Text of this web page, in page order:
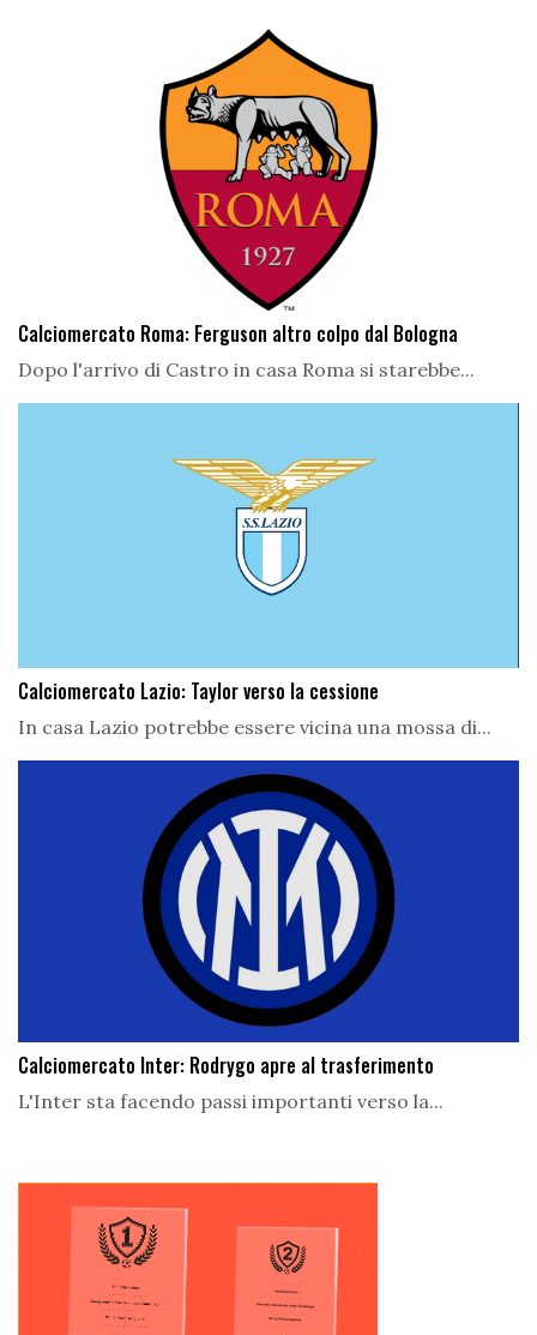
Calciomercato Roma: Ferguson altro colpo dal Bologna
Dopo l'arrivo di Castro in casa Roma si starebbe...
Calciomercato Lazio: Taylor verso la cessione
In casa Lazio potrebbe essere vicina una mossa di...
Calciomercato Inter: Rodrygo apre al trasferimento
L'Inter sta facendo passi importanti verso la...